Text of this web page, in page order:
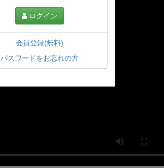
ログイン
会員登録(無料)
パスワードをお忘れの方